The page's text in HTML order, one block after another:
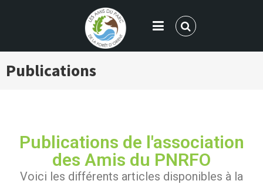
LES AMIS DU PARC DE LA FORÊT
D'ORIENT
Publications
Publications de l'association
des Amis du PNRFO
Voici les différents articles disponibles à la